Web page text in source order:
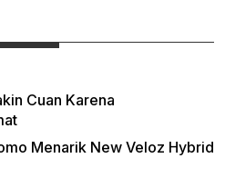
Cuan Karena
Menarik New Veloz Hybrid